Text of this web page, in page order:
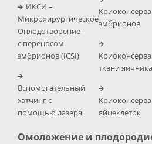
ИКСИ –
Микрохирургическое
Оплодотворение
с переносом
эмбрионов (ICSI)
Вспомогательный
хэтчинг с
помощью лазера
эмбрионов
ткани яичника
яйцеклеток
Омоложение и